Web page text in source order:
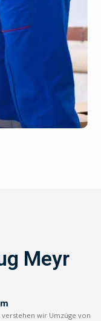
Meyr
verstehen wir Umzüge von